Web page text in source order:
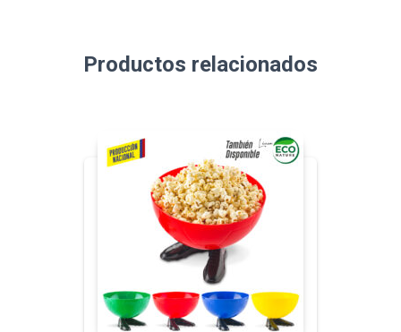
Productos relacionados